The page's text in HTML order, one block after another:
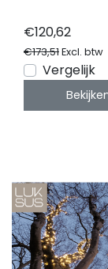
€120,62
€173,51Excl. btw
Vergelijk